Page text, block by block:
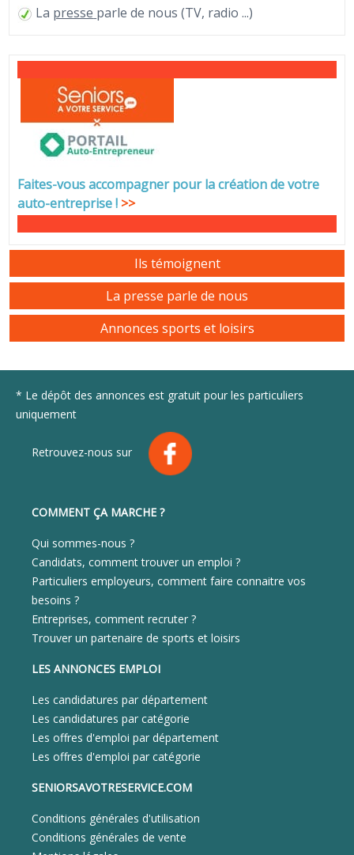
La presse parle de nous (TV, radio ...)
Faites-vous accompagner pour la création de votre
auto-entreprise! >>
Ils témoignent
La presse parle de nous
Annonces sports et loisirs
* Le dépôt des annonces est gratuit pour les particuliers
uniquement
Retrouvez-nous sur
COMMENT ÇA MARCHE ?
Qui sommes-nous ?
Candidats, comment trouver un emploi ?
Particuliers employeurs, comment faire connaitre vos
besoins ?
Entreprises, comment recruter ?
Trouver un partenaire de sports et loisirs
LES ANNONCES EMPLOI
Les candidatures par département
Les candidatures par catégorie
Les offres d'emploi par département
Les offres d'emploi par catégorie
SENIORSAVOTRESERVICE.COM
Conditions générales d'utilisation
Conditions générales de vente